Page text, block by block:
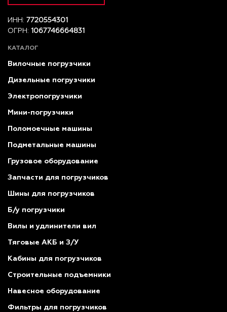
ИНН: 7720554301
ОГРН: 1067746664831
КАТАЛОГ
Вилочные погрузчики
Дизельные погрузчики
Электропогрузчики
Мини-погрузчики
Поломоечные машины
Подметальные машины
Грузовое оборудование
Запчасти для погрузчиков
Шины для погрузчиков
Б/у погрузчики
Вилы и удлинители вил
Тяговые АКБ и З/У
Кабины для погрузчиков
Строительные подъемники
Навесное оборудование
Фильтры для погрузчиков